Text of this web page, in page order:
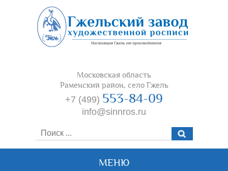
Московская область
Раменский район, село Гжель
+7 (499) 553-84-09
info@sinnros.ru
МЕНЮ